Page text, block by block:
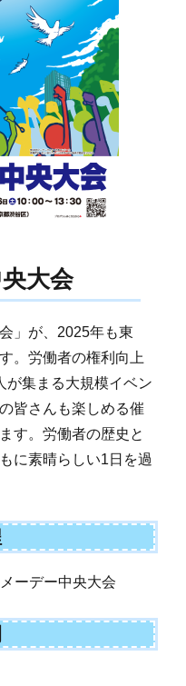
大会
」が、2025年も東
。労働者の権利向上
が集まる大規模イベン
皆さんも楽しめる催
す。労働者の歴史と
に素晴らしい1日を過
ーデー中央大会